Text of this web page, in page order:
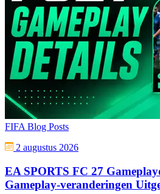
FIFA Blog Posts
2 augustus 2026
EA SPORTS FC 27
Gameplay-veranderingen